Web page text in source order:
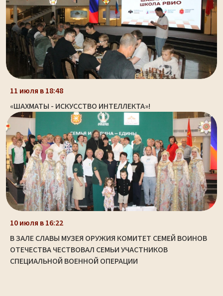
11 июля в 18:48
«ШАХМАТЫ - ИСКУССТВО ИНТЕЛЛЕКТА»!
10 июля в 16:22
В ЗАЛЕ СЛАВЫ МУЗЕЯ ОРУЖИЯ КОМИТЕТ СЕМЕЙ ВОИНОВ
ОТЕЧЕСТВА ЧЕСТВОВАЛ СЕМЬИ УЧАСТНИКОВ
СПЕЦИАЛЬНОЙ ВОЕННОЙ ОПЕРАЦИИ